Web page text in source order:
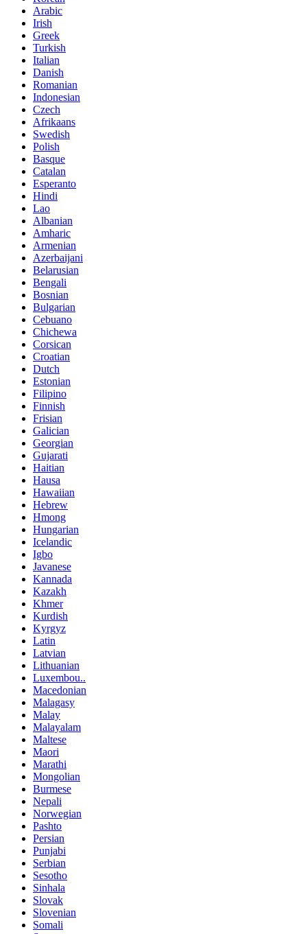
Arabic
Irish
Greek
Turkish
Italian
Danish
Romanian
Indonesian
Czech
Afrikaans
Swedish
Polish
Basque
Catalan
Esperanto
Hindi
Lao
Albanian
Amharic
Armenian
Azerbaijani
Belarusian
Bengali
Bosnian
Bulgarian
Cebuano
Chichewa
Corsican
Croatian
Dutch
Estonian
Filipino
Finnish
Frisian
Galician
Georgian
Gujarati
Haitian
Hausa
Hawaiian
Hebrew
Hmong
Hungarian
Icelandic
Igbo
Javanese
Kannada
Kazakh
Khmer
Kurdish
Kyrgyz
Latin
Latvian
Lithuanian
Luxembou..
Macedonian
Malagasy
Malay
Malayalam
Maltese
Maori
Marathi
Mongolian
Burmese
Nepali
Norwegian
Pashto
Persian
Punjabi
Serbian
Sesotho
Sinhala
Slovak
Slovenian
Somali